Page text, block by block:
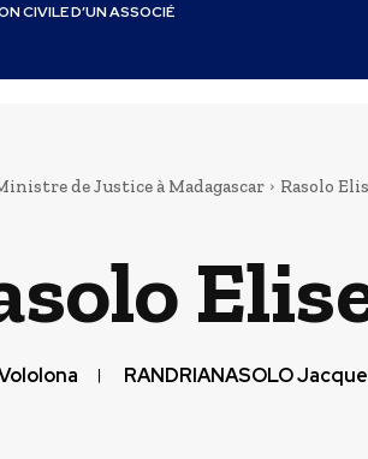
CIVILE D’UN ASSOCIÉ
de Justice à Madagascar Rasolo
RANDRIANASOLO